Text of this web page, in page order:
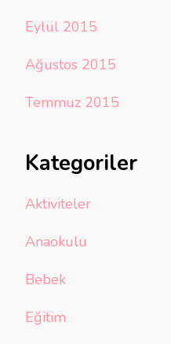
Eylül 2015
Ağustos 2015
Temmuz 2015
Kategoriler
Aktiviteler
Anaokulu
Bebek
Eğitim